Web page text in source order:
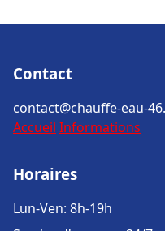
Contact
contact@chauffe-eau-
Accueil Informations
Horaires
Lun-Ven: 8h-19h